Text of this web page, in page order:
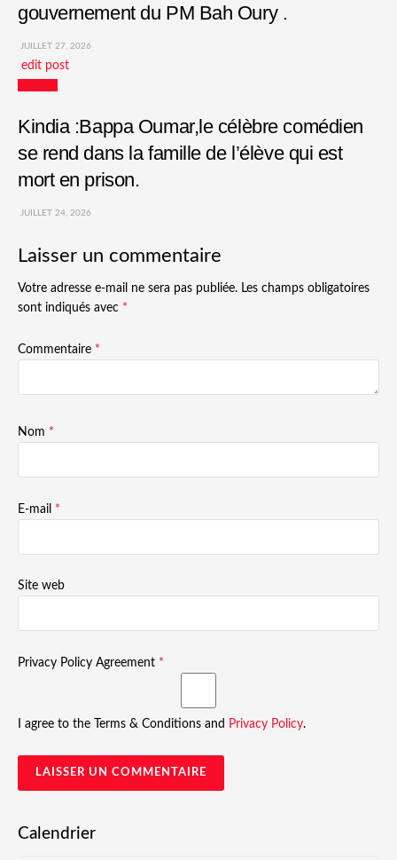
gouvernement du PM Bah Oury .
JUILLET 27, 2026
edit post
Kindia :Bappa Oumar,le célèbre comédien
se rend dans la famille de l’élève qui est
mort en prison.
JUILLET 24, 2026
Laisser un commentaire
Votre adresse e-mail ne sera pas publiée. Les champs obligatoires
sont indiqués avec *
Commentaire *
Nom *
E-mail *
Site web
Privacy Policy Agreement *
I agree to the Terms & Conditions and Privacy Policy.
Calendrier